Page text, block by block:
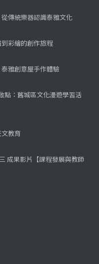
傳統樂器認識泰雅文化
彩繪的創作旅程
雅創意屋手作體驗
點：舊城區文化漫遊學習活
教育
成果影片【課程發展與教師